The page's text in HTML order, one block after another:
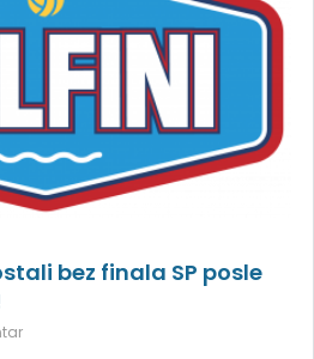
bez finala SP posle